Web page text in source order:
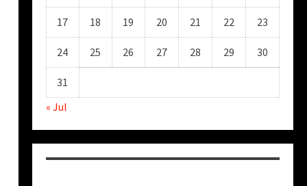
17 18 19 20 21 22 23
24 25 26 27 28 29 30
31
« Jul